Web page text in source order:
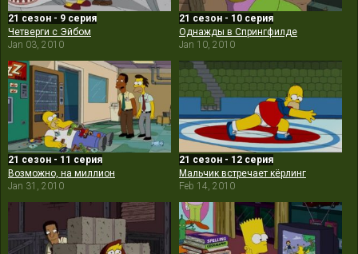
21 сезон - 9 серия
Четверги с Эйбом
Jan 03, 2010
21 сезон - 10 серия
Однажды в Спрингфилде
Jan 10, 2010
21 сезон - 11 серия
Возможно, на миллион
Jan 31, 2010
21 сезон - 12 серия
Мальчик встречает кёрлинг
Feb 14, 2010